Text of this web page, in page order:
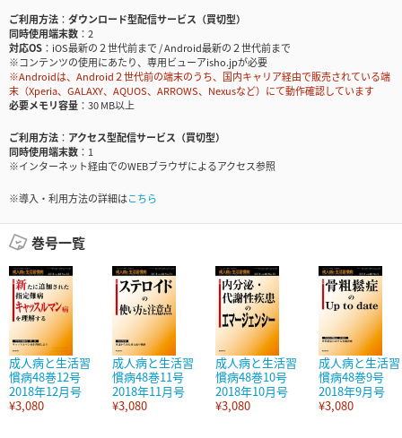
ご利用方法
ダウンロード型配信サービス（買切型）
同時使用端末数
2
対応OS
iOS最新の２世代前まで / Android最新の２世代前まで
※コンテンツの使用にあたり、専用ビューアisho.jpが必要
※Androidは、Android２世代前の端末のうち、国内キャリア経由で販売されている端
末（Xperia、GALAXY、AQUOS、ARROWS、Nexusなど）にて動作確認しています
必要メモリ容量
30 MB以上
ご利用方法
アクセス型配信サービス（買切型）
同時使用端末数
1
※インターネット経由でのWEBブラウザによるアクセス参照
※導入・利用方法の詳細はこちら
巻号一覧
成人病と生活習
慣病48巻12号
2018年12月号
¥3,080
成人病と生活習
慣病48巻11号
2018年11月号
¥3,080
成人病と生活習
慣病48巻10号
2018年10月号
¥3,080
成人病と生活習
慣病48巻9号
2018年9月号
¥3,080